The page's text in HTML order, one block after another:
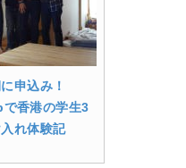
申込み！
香港の学生3
れ体験記